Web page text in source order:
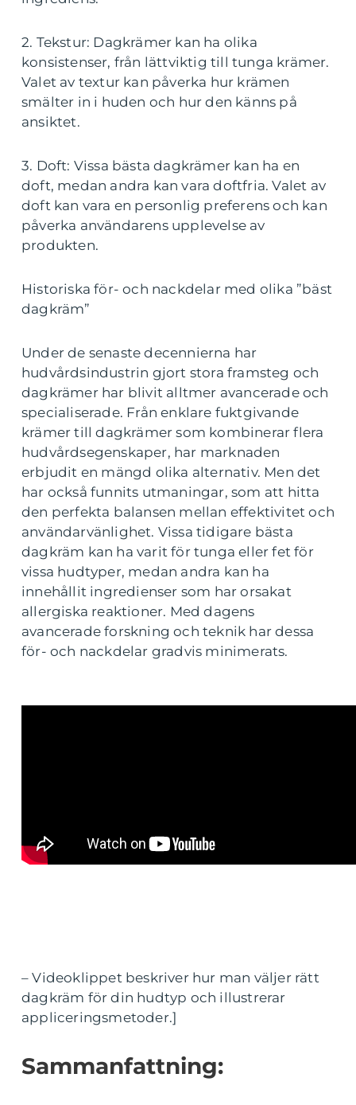
2. Tekstur: Dagkrämer kan ha olika
konsistenser, från lättviktig till tunga krämer.
Valet av textur kan påverka hur krämen
smälter in i huden och hur den känns på
ansiktet.
3. Doft: Vissa bästa dagkrämer kan ha en
doft, medan andra kan vara doftfria. Valet av
doft kan vara en personlig preferens och kan
påverka användarens upplevelse av
produkten.
Historiska för- och nackdelar med olika ”bäst
dagkräm”
Under de senaste decennierna har
hudvårdsindustrin gjort stora framsteg och
dagkrämer har blivit alltmer avancerade och
specialiserade. Från enklare fuktgivande
krämer till dagkrämer som kombinerar flera
hudvårdsegenskaper, har marknaden
erbjudit en mängd olika alternativ. Men det
har också funnits utmaningar, som att hitta
den perfekta balansen mellan effektivitet och
användarvänlighet. Vissa tidigare bästa
dagkräm kan ha varit för tunga eller fet för
vissa hudtyper, medan andra kan ha
innehållit ingredienser som har orsakat
allergiska reaktioner. Med dagens
avancerade forskning och teknik har dessa
för- och nackdelar gradvis minimerats.
– Videoklippet beskriver hur man väljer rätt
dagkräm för din hudtyp och illustrerar
appliceringsmetoder.]
Sammanfattning: